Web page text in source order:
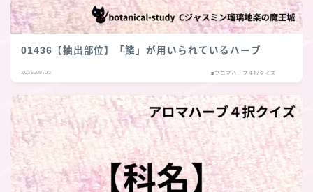
01436【抽出部位】「鱗」が用いられているハーブ
2026.08.03 ■アロマハーブ４択クイズ